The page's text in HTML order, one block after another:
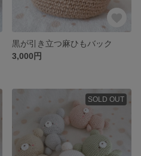
黒が引き立つ麻ひもバック
3,000円
SOLD OUT